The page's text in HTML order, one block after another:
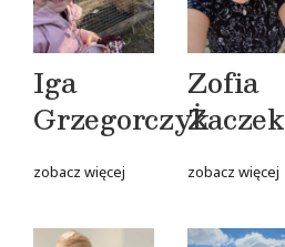
Iga
Grzegorczyk
zobacz więcej
Zofia
Żaczek
zobacz więcej